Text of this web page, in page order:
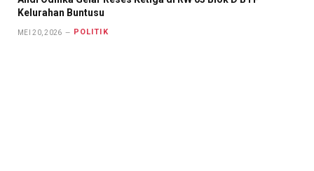
Kelurahan Buntusu
MEI 20, 2026 POLITIK